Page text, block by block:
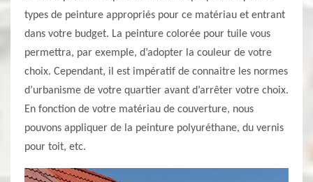
types de peinture appropriés pour ce matériau et entrant
dans votre budget. La peinture colorée pour tuile vous
permettra, par exemple, d’adopter la couleur de votre
choix. Cependant, il est impératif de connaitre les normes
d’urbanisme de votre quartier avant d’arrêter votre choix.
En fonction de votre matériau de couverture, nous
pouvons appliquer de la peinture polyuréthane, du vernis
pour toit, etc.